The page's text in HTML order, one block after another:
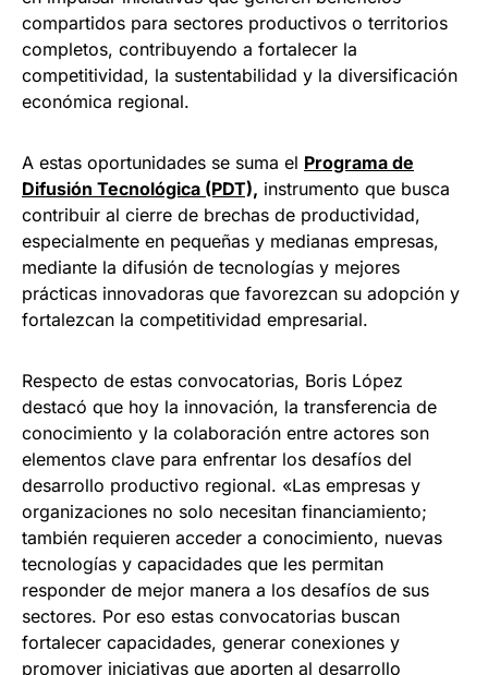
compartidos para sectores productivos o territorios
completos, contribuyendo a fortalecer la
competitividad, la sustentabilidad y la diversificación
económica regional.
A estas oportunidades se suma el Programa de
Difusión Tecnológica (PDT), instrumento que busca
contribuir al cierre de brechas de productividad,
especialmente en pequeñas y medianas empresas,
mediante la difusión de tecnologías y mejores
prácticas innovadoras que favorezcan su adopción y
fortalezcan la competitividad empresarial.
Respecto de estas convocatorias, Boris López
destacó que hoy la innovación, la transferencia de
conocimiento y la colaboración entre actores son
elementos clave para enfrentar los desafíos del
desarrollo productivo regional. «Las empresas y
organizaciones no solo necesitan financiamiento;
también requieren acceder a conocimiento, nuevas
tecnologías y capacidades que les permitan
responder de mejor manera a los desafíos de sus
sectores. Por eso estas convocatorias buscan
fortalecer capacidades, generar conexiones y
promover iniciativas que aporten al desarrollo